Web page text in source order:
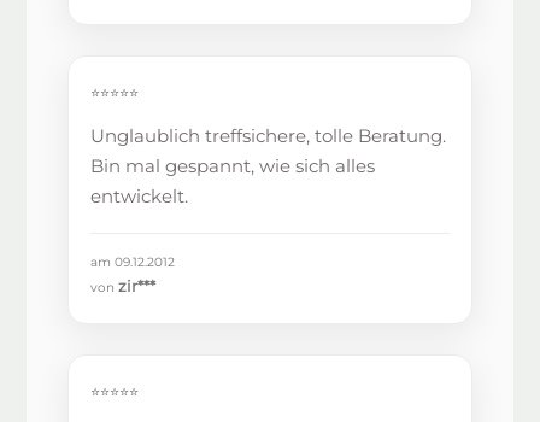
⭐⭐⭐⭐⭐
Unglaublich treffsichere, tolle Beratung.
Bin mal gespannt, wie sich alles
entwickelt.
am 09.12.2012
vonzir***
⭐⭐⭐⭐⭐